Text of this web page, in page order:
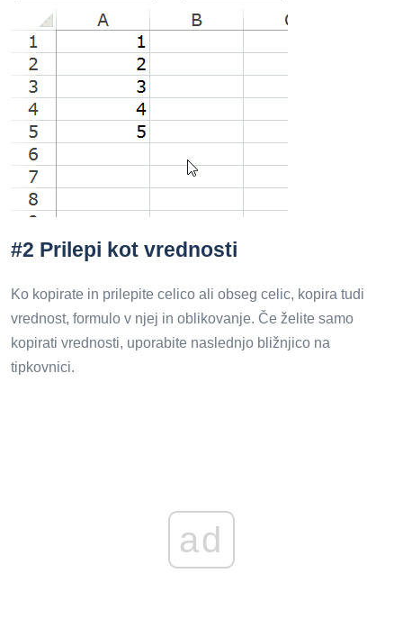
#2 Prilepi kot vrednosti
Ko kopirate in prilepite celico ali obseg celic, kopira tudi
vrednost, formulo v njej in oblikovanje. Če želite samo
kopirati vrednosti, uporabite naslednjo bližnjico na
tipkovnici.
ad